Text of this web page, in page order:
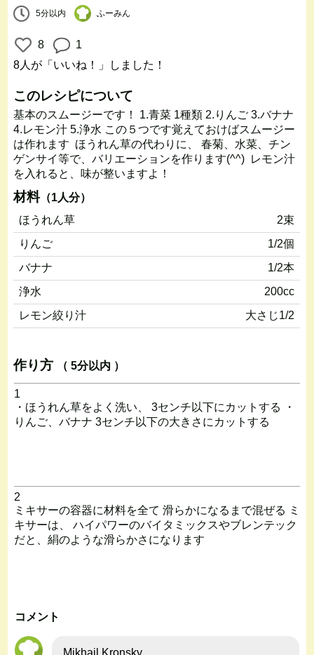
5分以内 ふーみん
8
1
8人 が「いいね！」しました！
このレシピについて
基本のスムージーです！ 1.青菜 1種類 2.りんご 3.バナナ
4.レモン汁 5.浄水 この５つです覚えておけばスムージー
は作れます ほうれん草の代わりに、 春菊、水菜、チン
ゲンサイ等で、バリエーションを作ります(^^) レモン汁
を入れると、味が整いますよ！
材料（1人分）
ほうれん草
2束
りんご
1/2個
バナナ
1/2本
浄水
200cc
レモン絞り汁
大さじ1/2
作り方 （ 5分以内 ）
1
・ほうれん草をよく洗い、 3センチ以下にカットする ・
りんご、バナナ 3センチ以下の大きさにカットする
2
ミキサーの容器に材料を全て 滑らかになるまで混ぜる ミ
キサーは、 ハイパワーのバイタミックスやブレンテック
だと、絹のような滑らかさになります
コメント
Mikhail Kronsky